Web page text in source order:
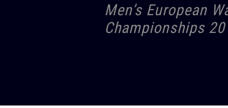
Men’s European
Championships